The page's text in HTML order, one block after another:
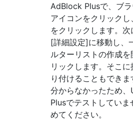
AdBlock Plusで、ブ
アイコンをクリック
をクリックします。
[詳細設定]に移動し、
ルターリストの作成
リックします。そこ
り付けることもでき
分からなかったため
Plusでテストしてい
めてください。